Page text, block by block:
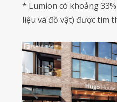
* Lumion có khoảng
liệu và đồ vật) được tìm